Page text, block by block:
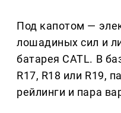
Под капотом —
лошадиных сил и
батарея CATL. В
R17, R18 или R19,
рейлинги и пара